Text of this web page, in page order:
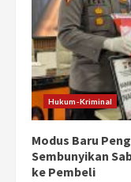
Hukum-Kriminal
Modus Baru
Sembunyikan
ke Pembeli